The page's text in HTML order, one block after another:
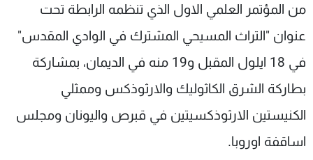
من المؤتمر العلمي الاول الذي تنظمه الرابطة تحت
عنوان "التراث المسيحي المشترك في الوادي المقدس"
في 18 ايلول المقبل و19 منه في الديمان، بمشاركة
بطاركة الشرق الكاثوليك والارثوذكس وممثلي
الكنيستين الارثوذكسيتين في قبرص واليونان ومجلس
اساقفة اوروبا.